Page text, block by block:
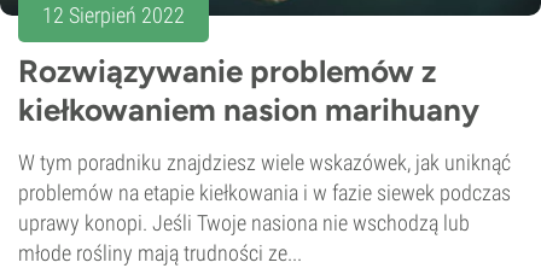
12 Sierpień 2022
Rozwiązywanie problemów z
kiełkowaniem nasion marihuany
W tym poradniku znajdziesz wiele wskazówek, jak uniknąć
problemów na etapie kiełkowania i w fazie siewek podczas
uprawy konopi. Jeśli Twoje nasiona nie wschodzą lub
młode rośliny mają trudności ze...